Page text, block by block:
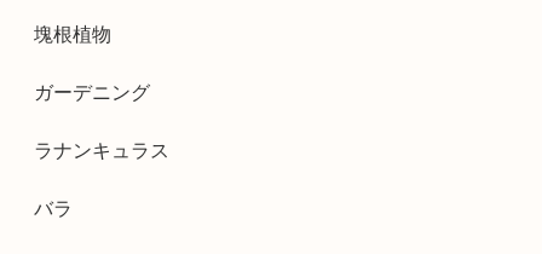
塊根植物
ガーデニング
ラナンキュラス
バラ